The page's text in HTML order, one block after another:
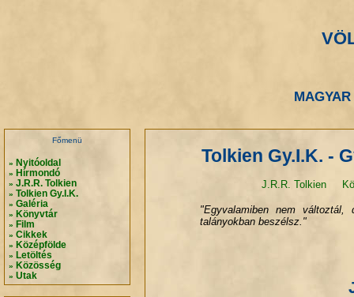
Főmenü
» Nyitóoldal
» Hírmondó
» J.R.R. Tolkien
» Tolkien Gy.I.K.
» Galéria
» Könyvtár
» Film
» Cikkek
» Középfölde
» Letöltés
» Közösség
» Utak
Tolkien Gy.I.K. -
J.R.R. Tolkien
"Egyvalamiben nem
talányokban beszélsz."